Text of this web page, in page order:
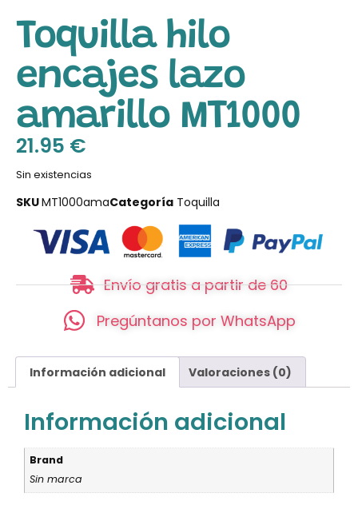
Toquilla hilo
encajes lazo
amarillo MT1000
21.95 €
Sin existencias
SKUMT1000amaCategoría Toquilla
Envío gratis a partir de 60
Pregúntanos por WhatsApp
Información adicional Valoraciones (0)
Información adicional
Brand
Sin marca